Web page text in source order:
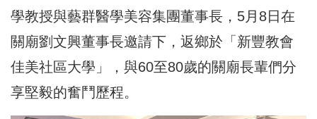
學教授與藝群醫學美容集團董事長，5月8日在
關廟劉文興董事長邀請下，返鄉於「新豐教會
佳美社區大學」，與60至80歲的關廟長輩們分
享堅毅的奮鬥歷程。